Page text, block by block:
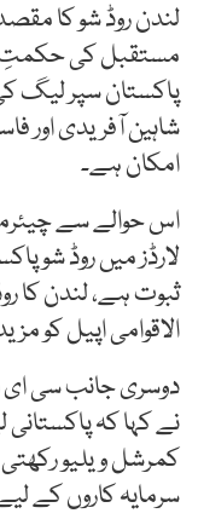
لندن روڈ شو کا
مستقبل کی حکمتِ
پاکستان سپر لیگ
شاہین آفریدی اور
امکان ہے۔
اس حوالے سے
لارڈز میں روڈ شو
ثبوت ہے، لندن کا
الاقوامی اپیل کو
دوسری جانب سی ای
نے کہا کہ
کمرشل ویلیو
سرمایہ کاروں کے